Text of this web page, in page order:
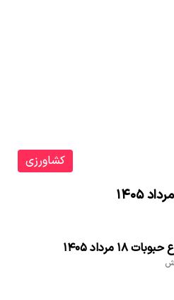
کشاورزی
۱۸ مرداد ۱۴۰۵